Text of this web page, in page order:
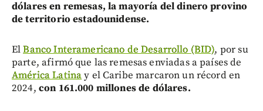
dólares en remesas, la mayoría del dinero provino
de territorio estadounidense.
ElBanco Interamericano de Desarrollo (BID), por su
parte, afirmó que las remesas enviadas a países de
América Latinay el Caribe marcaron un récord en
2024, con 161.000 millones de dólares.